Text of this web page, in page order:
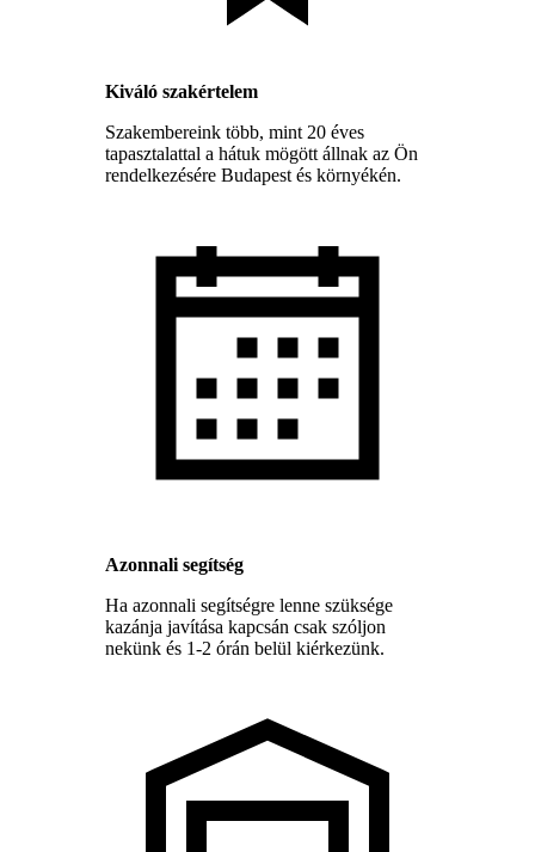
Kiváló szakértelem
Szakembereink több, mint 20 éves
tapasztalattal a hátuk mögött állnak az Ön
rendelkezésére Budapest és környékén.
Azonnali segítség
Ha azonnali segítségre lenne szüksége
kazánja javítása kapcsán csak szóljon
nekünk és 1-2 órán belül kiérkezünk.